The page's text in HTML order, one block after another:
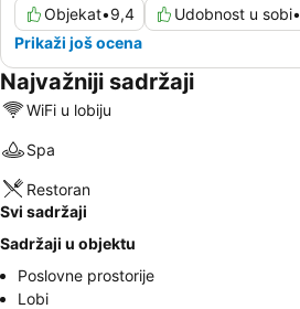
Objekat•9,4 Udobnost u sobi•
Prikaži još ocena
Najvažniji sadržaji
WiFi u lobiju
Spa
Restoran
Svi sadržaji
Sadržaji u objektu
Poslovne prostorije
Lobi